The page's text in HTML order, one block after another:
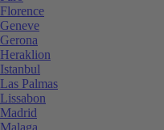
Florence
Geneve
Gerona
Heraklion
Istanbul
Las Palmas
Lissabon
Madrid
Malaga